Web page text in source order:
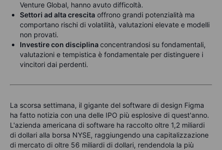
Venture Global, hanno avuto difficoltà.
Settori ad alta crescita offrono grandi potenzialità ma
comportano rischi di volatilità, valutazioni elevate e modelli
non provati.
Investire con disciplina concentrandosi su fondamentali,
valutazioni e tempistica è fondamentale per distinguere i
vincitori dai perdenti.
La scorsa settimana, il gigante del software di design Figma
ha fatto notizia con una delle IPO più esplosive di quest'anno.
L'azienda americana di software ha raccolto oltre 1,2 miliardi
di dollari alla borsa NYSE, raggiungendo una capitalizzazione
di mercato di oltre 56 miliardi di dollari, rendendola la più